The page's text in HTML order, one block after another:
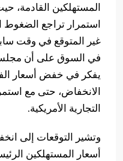
المستهلكين القادمة،
استمرار تراجع الضغوط
غير المتوقع في وقت
في السوق على أن مجلس
يفكر في خفض أسعار
الانخفاض، حتى مع
التجارية الأمريكية.
وتشير التوقعات إلى
أسعار المستهلكين